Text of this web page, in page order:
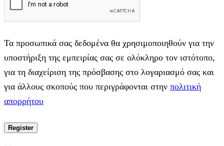
Τα προσωπικά σας δεδομένα θα χρησιμοποιηθούν για την
υποστήριξη της εμπειρίας σας σε ολόκληρο τον ιστότοπο,
για τη διαχείριση της πρόσβασης στο λογαριασμό σας και
για άλλους σκοπούς που περιγράφονται στην πολιτική
απορρήτου
Register